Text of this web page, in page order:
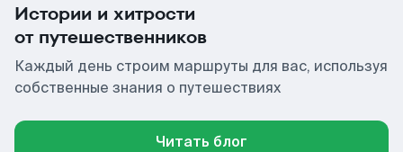
Истории и хитрости
от путешественников
Каждый день строим маршруты для вас, используя
собственные знания о путешествиях
Читать блог